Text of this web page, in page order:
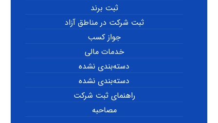
ثبت برند
ثبت شرکت در مناطق آزاد
جواز کسب
خدمات مالی
دسته‌بندی نشده
دسته‌بندی نشده
راهنمای ثبت شرکت
مصاحبه